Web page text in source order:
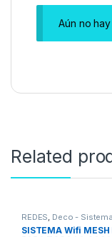
Aún no
Related
REDES, Deco -
SISTEMA Wifi MESH